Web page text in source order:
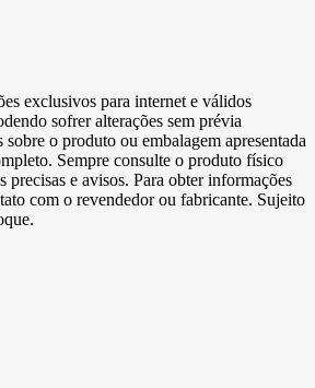
exclusivos para internet e válidos
sofrer alterações sem prévia
o produto ou embalagem apresentada
Sempre consulte o produto físico
precisas e avisos. Para obter informações
com o revendedor ou fabricante. Sujeito